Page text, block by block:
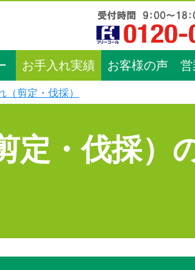
お手入れ実績 お客様の声 営
（剪定・伐採）
定・伐採）